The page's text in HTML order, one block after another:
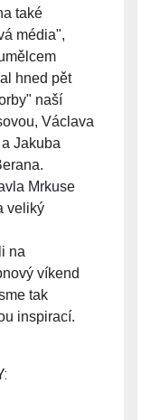
také
média",
hned pět
naší
Václava
Jakuba
Mrkuse
veliký
na
víkend
tak
inspirací.